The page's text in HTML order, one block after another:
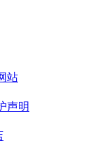
站
声明